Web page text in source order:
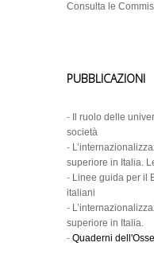
Consulta le
PUBBLICAZIONI
-
Il ruolo delle
società
-
superiore in Italia.
- Linee guida per il
italiani
-
superiore in Italia.
- Quaderni